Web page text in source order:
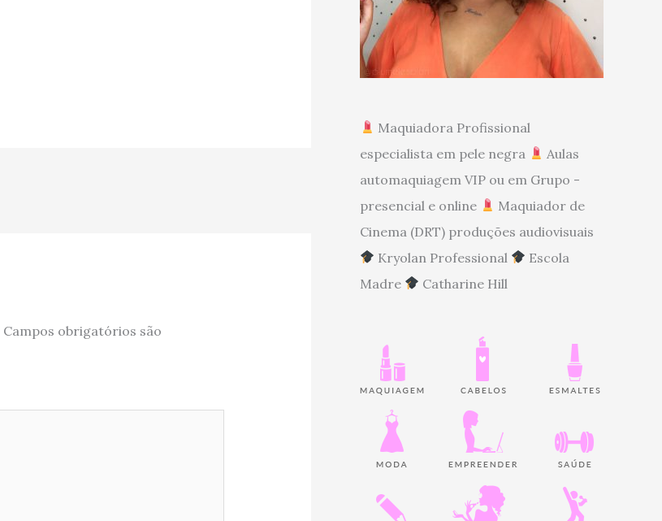
Campos obrigatórios são
Maquiadora Profissional
especialista em pele negra
Aulas
automaquiagem VIP ou em Grupo -
presencial e online
Maquiador de
Cinema (DRT) produções audiovisuais
Kryolan Professional
Escola
Madre
Catharine Hill